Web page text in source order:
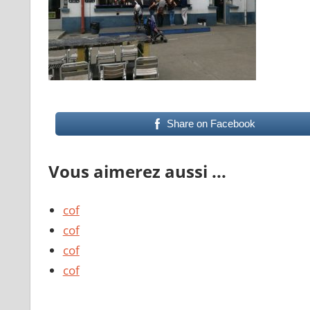
Share on Facebook
Vous aimerez aussi ...
cof
cof
cof
cof